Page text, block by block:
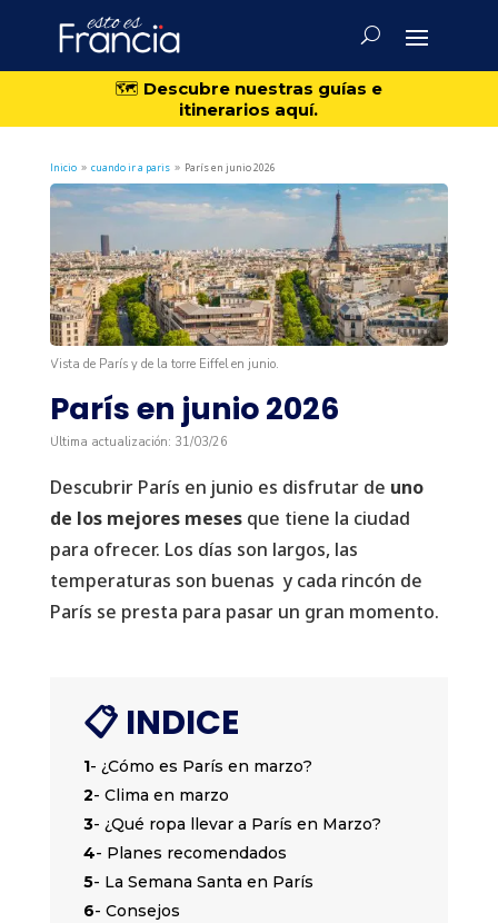
🗺️ Descubre nuestras guías e
itinerarios aquí.
Inicio 9 cuando ir a paris 9 París en junio 2026
Vista de París y de la torre Eiffel en junio.
París en junio 2026
Última actualización: 31/03/26
Descubrir París en junio es disfrutar de uno
de los mejores mesesque tiene la ciudad
para ofrecer. Los días son largos, las
temperaturas son buenas y cada rincón de
París se presta para pasar un gran momento.
📋 INDICE
1- ¿Cómo es París en marzo?
2- Clima en marzo
3- ¿Qué ropa llevar a París en Marzo?
4- Planes recomendados
5- La Semana Santa en París
6- Consejos